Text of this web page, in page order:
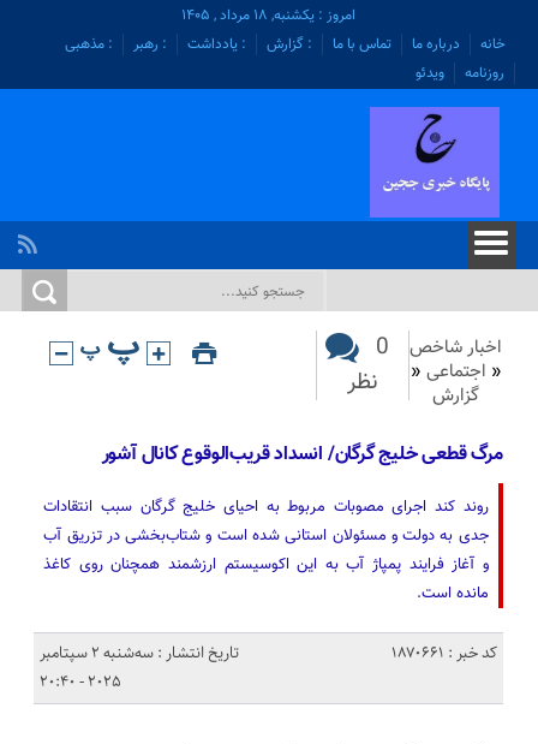
امروز : یکشنبه, ۱۸ مرداد , ۱۴۰۵
خانه
درباره ما تماس با ما : گزارش : یادداشت : رهبر
: مذهبی
روزنامه
ویدئو
اخبار شاخص
« اجتماعی «
گزارش
0
نظر
مرگ قطعی ‌خلیج گرگان/ انسداد قریب‌الوقوع کانال آشور
روند کند اجرای مصوبات مربوط به احیای خلیج گرگان سبب انتقادات
جدی به دولت و مسئولان استانی شده است و شتاب‌بخشی در تزریق آب
و آغاز فرایند پمپاژ آب به این اکوسیستم ارزشمند همچنان روی کاغذ
مانده است.
کد خبر : 1870661
تاریخ انتشار : سه‌شنبه 2 سپتامبر
2025 - 20:40